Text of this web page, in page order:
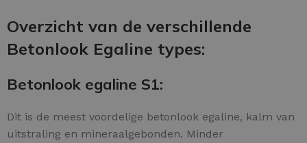
Overzicht van de verschillende
Betonlook Egaline types:
Betonlook egaline S1:
Dit is de meest voordelige betonlook egaline, kalm van
uitstraling en mineraalgebonden. Minder